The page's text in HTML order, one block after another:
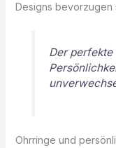
Designs bevorzugen
Der
Ohrringe und